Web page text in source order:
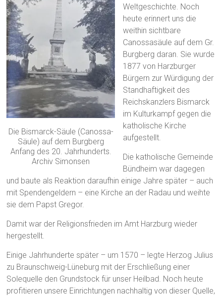
Die Bismarck-Säule (Canossa-
Säule) auf dem Burgberg
Anfang des 20. Jahrhunderts.
Archiv Simonsen
Weltgeschichte. Noch
heute erinnert uns die
weithin sichtbare
Canossasäule auf dem Gr.
Burgberg daran. Sie wurde
1877 von Harzburger
Bürgern zur Würdigung der
Standhaftigkeit des
Reichskanzlers Bismarck
im Kulturkampf gegen die
katholische Kirche
aufgestellt.
Die katholische Gemeinde
Bündheim war dagegen
und baute als Reaktion daraufhin einige Jahre später – auch
mit Spendengeldern – eine Kirche an der Radau und weihte
sie dem Papst Gregor.
Damit war der Religionsfrieden im Amt Harzburg wieder
hergestellt.
Einige Jahrhunderte später – um 1570 – legte Herzog Julius
zu Braunschweig-Lüneburg mit der Erschließung einer
Solequelle den Grundstock für unser Heilbad. Noch heute
profitieren unsere Einrichtungen nachhaltig von dieser Quelle,